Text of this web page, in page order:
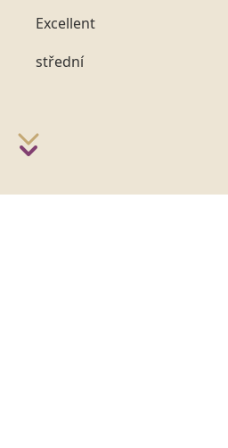
Excellent
střední